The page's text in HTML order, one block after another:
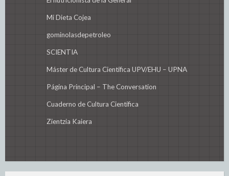
Mi Dieta Cojea
gominolasdepetroleo
SCIENTIA
Máster de Cultura Científica UPV/EHU – UPNA
Página Principal – The Conversation
Cuaderno de Cultura Científica
Zientzia Kaiera